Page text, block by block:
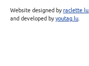
Website designed byraclette.lu
and developed byyoutag.lu